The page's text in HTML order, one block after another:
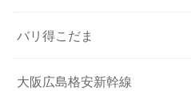
バリ得こだま
大阪広島格安新幹線